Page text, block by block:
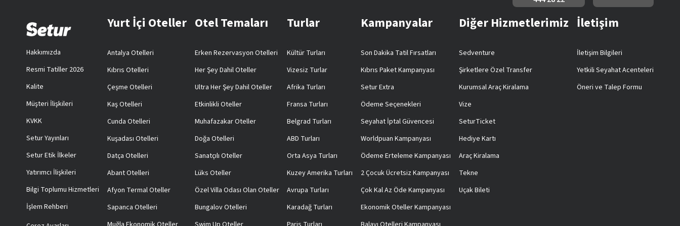
Hakkımızda
Resmi Tatiller 2026
Kalite
Müşteri İlişkileri
KVKK
Setur Yayınları
Setur Etik İlkeler
Yatırımcı İlişkileri
Bilgi Toplumu Hizmetleri
İşlem Rehberi
Yurt İçi Oteller
Antalya Otelleri
Kıbrıs Otelleri
Çeşme Otelleri
Kaş Otelleri
Cunda Otelleri
Kuşadası Otelleri
Datça Otelleri
Abant Otelleri
Afyon Termal Oteller
Sapanca Otelleri
Otel Temaları
Erken Rezervasyon Otelleri
Her Şey Dahil Oteller
Ultra Her Şey Dahil Oteller
Etkinlikli Oteller
Muhafazakar Oteller
Doğa Otelleri
Sanatçılı Oteller
Lüks Oteller
Özel Villa Odası Olan Oteller
Bungalov Otelleri
Turlar
Kültür Turları
Vizesiz Turlar
Afrika Turları
Fransa Turları
Belgrad Turları
ABD Turları
Orta Asya Turları
Kuzey Amerika Turları
Avrupa Turları
Karadağ Turları
Kampanyalar
Son Dakika Tatil Fırsatları
Kıbrıs Paket Kampanyası
Setur Extra
Ödeme Seçenekleri
Seyahat İptal Güvencesi
Worldpuan Kampanyası
Ödeme Erteleme Kampanyası
2 Çocuk Ücretsiz Kampanyası
Çok Kal Az Öde Kampanyası
Ekonomik Oteller Kampanyası
Diğer Hizmetlerimiz
Sedventure
Şirketlere Özel Transfer
Kurumsal Araç Kiralama
Vize
SeturTicket
Hediye Kartı
Araç Kiralama
Tekne
Uçak Bileti
İletişim
İletişim Bilgileri
Yetkili Seyahat Acenteleri
Öneri ve Talep Formu